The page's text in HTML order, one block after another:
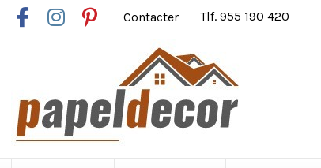
Contacter Tlf. 955 190 420